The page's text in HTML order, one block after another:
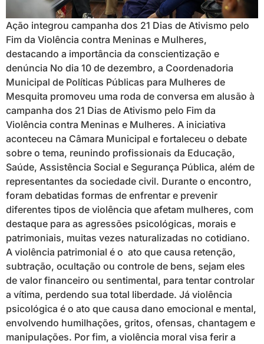
Ação integrou campanha dos 21 Dias de Ativismo pelo
Fim da Violência contra Meninas e Mulheres,
destacando a importância da conscientização e
denúncia No dia 10 de dezembro, a Coordenadoria
Municipal de Políticas Públicas para Mulheres de
Mesquita promoveu uma roda de conversa em alusão à
campanha dos 21 Dias de Ativismo pelo Fim da
Violência contra Meninas e Mulheres. A iniciativa
aconteceu na Câmara Municipal e fortaleceu o debate
sobre o tema, reunindo profissionais da Educação,
Saúde, Assistência Social e Segurança Pública, além de
representantes da sociedade civil. Durante o encontro,
foram debatidas formas de enfrentar e prevenir
diferentes tipos de violência que afetam mulheres, com
destaque para as agressões psicológicas, morais e
patrimoniais, muitas vezes naturalizadas no cotidiano.
A violência patrimonial é o ato que causa retenção,
subtração, ocultação ou controle de bens, sejam eles
de valor financeiro ou sentimental, para tentar controlar
a vítima, perdendo sua total liberdade. Já violência
psicológica é o ato que causa dano emocional e mental,
envolvendo humilhações, gritos, ofensas, chantagem e
manipulações. Por fim, a violência moral visa ferir a